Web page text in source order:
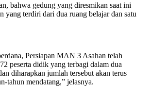
bahwa gedung yang diresmikan saat ini
yang terdiri dari dua ruang belajar dan satu
Persiapan MAN 3 Asahan telah
peserta didik yang terbagi dalam dua
diharapkan jumlah tersebut akan terus
tahun mendatang,” jelasnya.